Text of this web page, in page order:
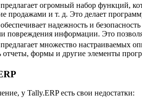
огромный набор функций,
продажами и т. д. Это делает
надежность и
повреждения информации. Это
множество настраиваемых
отчеты, формы и другие элементы
у Tally.ERP есть свои недостатки: